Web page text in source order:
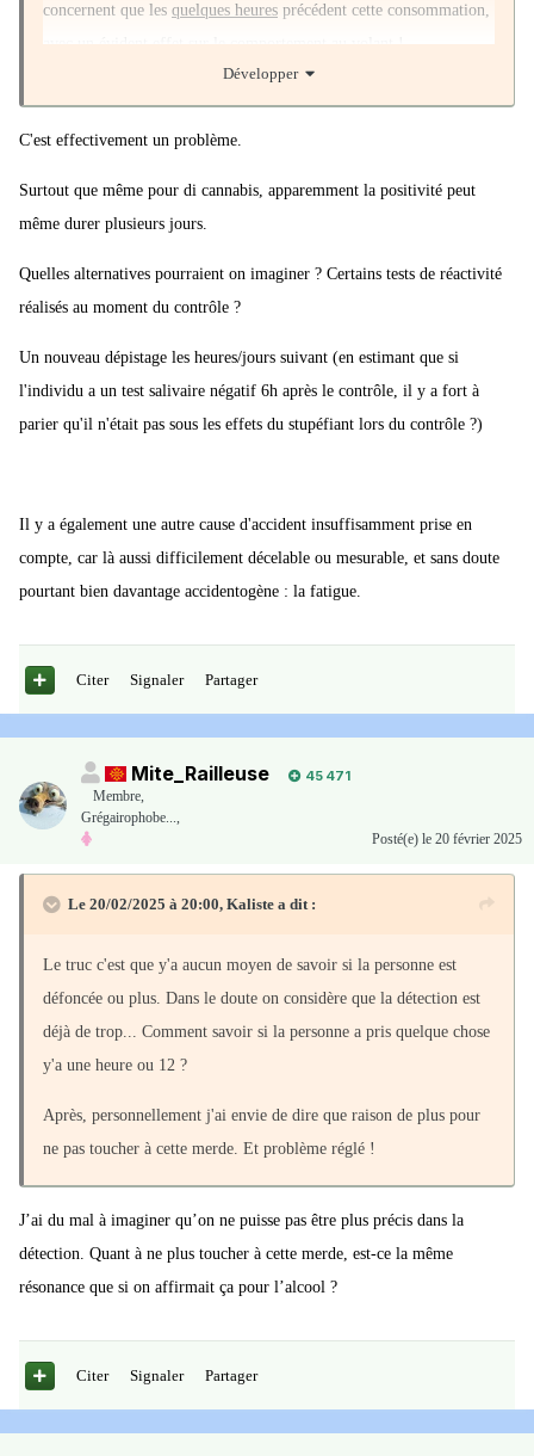
concernent que les quelques heures précédent cette consommation,
avec un évident effet sur le comportement au volant !
consommation ... datant de 24 heures ? Donc une période où le
consommateur n'estmédicalement
Après, on peut certes condamner cette personne pour
conséquences sur sa conduite ???
Développer
C'est effectivement un problème.
Surtout que même pour di cannabis, apparemment la positivité peut
même durer plusieurs jours.
Quelles alternatives pourraient on imaginer ? Certains tests de réactivité
réalisés au moment du contrôle ?
Un nouveau dépistage les heures/jours suivant (en estimant que si
l'individu a un test salivaire négatif 6h après le contrôle, il y a fort à
parier qu'il n'était pas sous les effets du stupéfiant lors du contrôle ?)
Il y a également une autre cause d'accident insuffisamment prise en
compte, car là aussi difficilement décelable ou mesurable, et sans doute
pourtant bien davantage accidentogène : la fatigue.
Citer Signaler Partager
Mite_Railleuse
45 471
Membre,
Grégairophobe...,
Posté(e) le 20 février 2025
Le 20/02/2025 à 20:00, Kaliste a dit :
Le truc c'est que y'a aucun moyen de savoir si la personne est
défoncée ou plus. Dans le doute on considère que la détection est
déjà de trop... Comment savoir si la personne a pris quelque chose
y'a une heure ou 12 ?
Après, personnellement j'ai envie de dire que raison de plus pour
ne pas toucher à cette merde. Et problème réglé !
J’ai du mal à imaginer qu’on ne puisse pas être plus précis dans la
détection. Quant à ne plus toucher à cette merde, est-ce la même
résonance que si on affirmait ça pour l’alcool ?
Citer Signaler Partager